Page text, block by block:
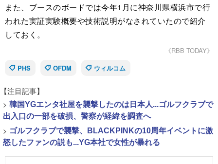
また、ブースのボードでは今年1月に神奈川県横浜市で行
われた実証実験概要や技術説明がなされていたので紹介
しておく。
《RBB TODAY》
PHS
OFDM ウィルコム
【注目記事】
> 韓国YGエンタ社屋を襲撃したのは日本人...ゴルフクラブで
出入口の一部を破損、警察が経緯を調査へ
> ゴルフクラブで襲撃、BLACKPINKの10周年イベントに激
怒したファンの説も...YG本社で女性が暴れる